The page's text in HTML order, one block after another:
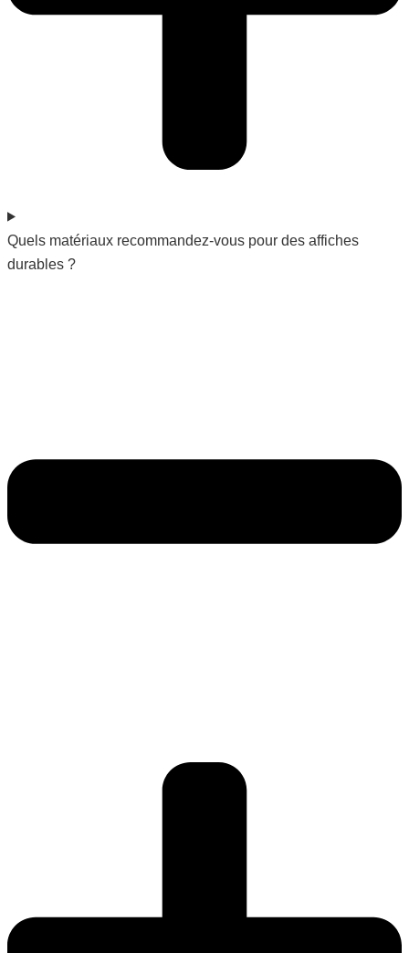
Quels matériaux recommandez-vous pour des affiches
durables ?